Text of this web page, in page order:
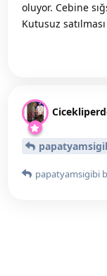
oluyor. Cebine
Kutusuz
papatyamsigibi